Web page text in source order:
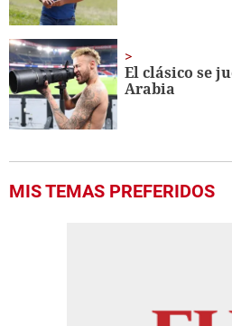
El clásico se
Arabia
MIS TEMAS PREFERIDOS